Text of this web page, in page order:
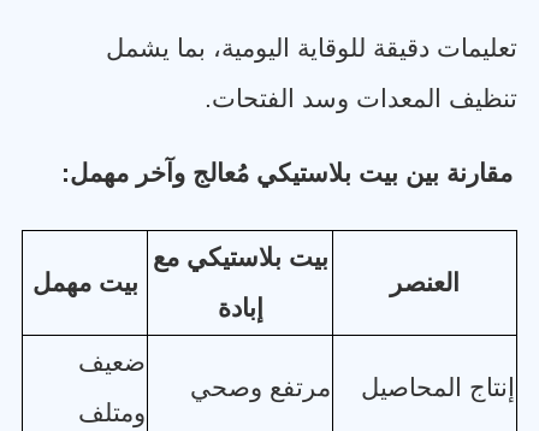
تعليمات دقيقة للوقاية اليومية، بما يشمل
تنظيف المعدات وسد الفتحات.
مقارنة بين بيت بلاستيكي مُعالج وآخر مهمل:
العنصر
بيت بلاستيكي مع
إبادة
بيت مهمل
إنتاج المحاصيل مرتفع وصحي
ضعيف
ومتلف